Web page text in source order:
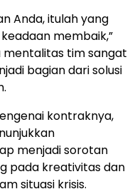
Anda, itulah yang
membaik,”
mentalitas tim sangat
bagian dari solusi
kontraknya,
menjadi sorotan
pada kreativitas dan
situasi krisis.